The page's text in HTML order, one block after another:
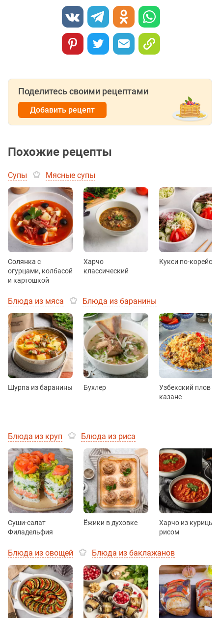
Поделитесь своими рецептами
Добавить рецепт
Похожие рецепты
Супы Мясные супы
Солянка с
огурцами, колбасой
и картошкой
Харчо
классический
Кукси по-корейски
Блюда из мяса Блюда из баранины
Шурпа из баранины Бухлер
Узбекский плов в
казане
Блюда из круп Блюда из риса
Суши-салат
Филадельфия
Ёжики в духовке
Харчо из курицы с
рисом
Блюда из овощей Блюда из баклажанов